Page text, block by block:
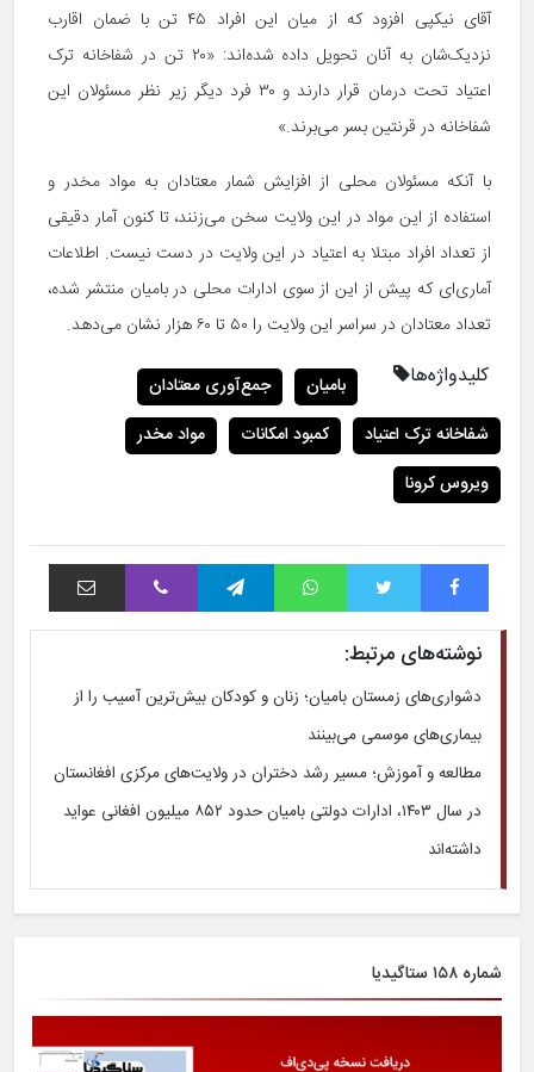
آقای نیکپی افزود که از میان این افراد ۴۵ تن با ضمان اقارب
نزدیک‌شان به آنان تحویل داده شده‌اند: «۲۰ تن در شفاخانه ترک
اعتیاد تحت درمان قرار دارند و ۳۰ فرد دیگر زیر نظر مسئولان این
شفاخانه در قرنتین بسر می‌برند.»
با آنکه مسئولان محلی از افزایش شمار معتادان به مواد مخدر و
استفاده از این مواد در این ولایت سخن می‌زنند، تا کنون آمار دقیقی
از تعداد افراد مبتلا به اعتیاد در این ولایت در دست نیست. اطلاعات
آماری‌ای که پیش از این از سوی ادارات محلی در بامیان منتشر شده،
تعداد معتادان در سراسر این ولایت را ۵۰ تا ۶۰ هزار نشان می‌دهد.
کلیدواژه‌ها بامیان
جمع‌آوری معتادان
شفاخانه ترک اعتیاد
کمبود امکانات
مواد مخدر
ویروس کرونا
فیس بوک توییتر واتس آپ تلگرام وایبر اشتراک با ایمیل
نوشته‌های مرتبط:
دشواری‌های زمستان بامیان؛ زنان و کودکان بیش‌ترین آسیب را از
بیماری‌های موسمی می‌بینند
مطالعه و آموزش؛ مسیر رشد دختران در ولایت‌های مرکزی افغانستان
در سال ۱۴۰۳، ادارات دولتی بامیان حدود ۸۵۲ میلیون افغانی عواید
داشته‌اند
شماره ۱۵۸ ستاگیدیا